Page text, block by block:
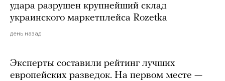
удара разрушен крупнейший склад
украинского маркетплейса Rozetka
день назад
Эксперты составили рейтинг лучших
европейских разведок. На первом месте —